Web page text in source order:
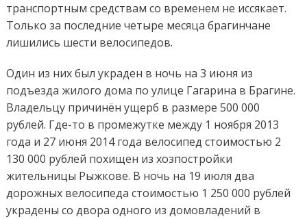
транспортным средствам со временем не иссякает.
Только за последние четыре месяца брагинчане
лишились шести велосипедов.
Один из них был украден в ночь на 3 июня из
подъезда жилого дома по улице Гагарина в Брагине.
Владельцу причинён ущерб в размере 500 000
рублей. Где-то в промежутке между 1 ноября 2013
года и 27 июня 2014 года велосипед стоимостью 2
130 000 рублей похищен из хозпостройки
жительницы Рыжкове. В ночь на 19 июля два
дорожных велосипеда стоимостью 1 250 000 рублей
украдены со двора одного из домовладений в